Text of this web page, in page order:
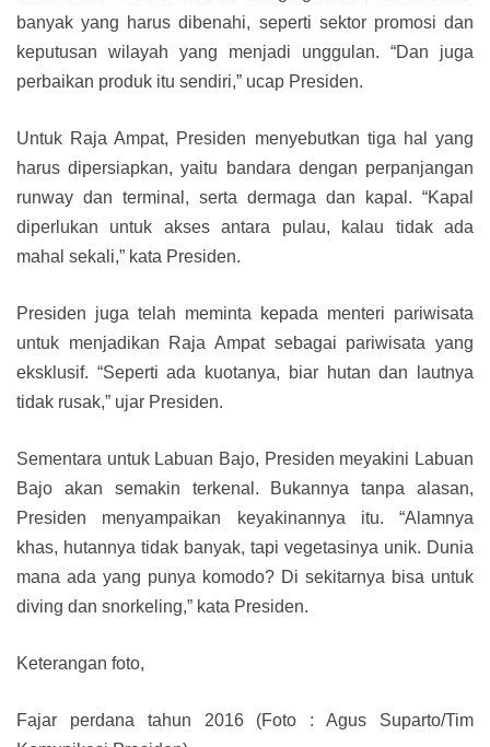
banyak yang harus dibenahi, seperti sektor promosi dan
keputusan wilayah yang menjadi unggulan. “Dan juga
perbaikan produk itu sendiri,” ucap Presiden.
Untuk Raja Ampat, Presiden menyebutkan tiga hal yang
harus dipersiapkan, yaitu bandara dengan perpanjangan
runway dan terminal, serta dermaga dan kapal. “Kapal
diperlukan untuk akses antara pulau, kalau tidak ada
mahal sekali,” kata Presiden.
Presiden juga telah meminta kepada menteri pariwisata
untuk menjadikan Raja Ampat sebagai pariwisata yang
eksklusif. “Seperti ada kuotanya, biar hutan dan lautnya
tidak rusak,” ujar Presiden.
Sementara untuk Labuan Bajo, Presiden meyakini Labuan
Bajo akan semakin terkenal. Bukannya tanpa alasan,
Presiden menyampaikan keyakinannya itu. “Alamnya
khas, hutannya tidak banyak, tapi vegetasinya unik. Dunia
mana ada yang punya komodo? Di sekitarnya bisa untuk
diving dan snorkeling,” kata Presiden.
Keterangan foto,
Fajar perdana tahun 2016 (Foto : Agus Suparto/Tim